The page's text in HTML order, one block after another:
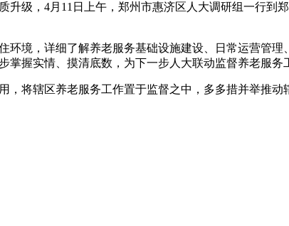
级，4月11日上午，郑州市惠济区人大调研组一行到
境，详细了解养老服务基础设施建设、日常运营管理
握实情、摸清底数，为下一步人大联动监督养老服务
辖区养老服务工作置于监督之中，多多措并举推动